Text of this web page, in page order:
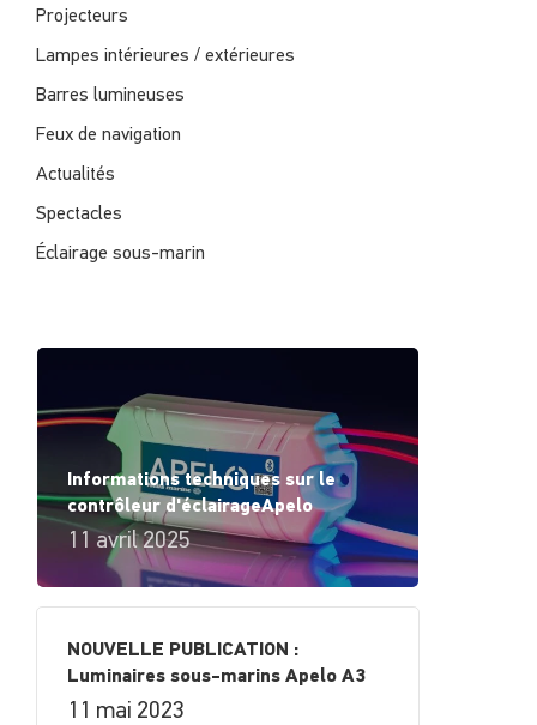
Projecteurs
Lampes intérieures / extérieures
Barres lumineuses
Feux de navigation
Actualités
Spectacles
Éclairage sous-marin
Informations techniques sur le
contrôleur d'éclairageApelo
11 avril 2025
NOUVELLE PUBLICATION :
Luminaires sous-marins Apelo A3
11 mai 2023